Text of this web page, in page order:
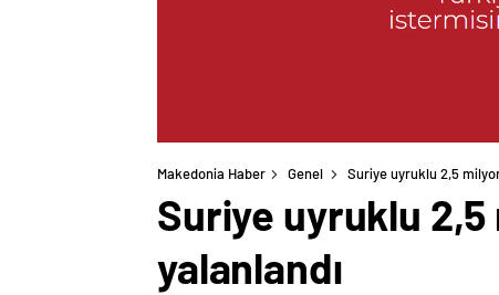
Makedonia Haber Genel Suriye uyruklu 2,5
Suriye uyruklu 2,5
yalanlandı